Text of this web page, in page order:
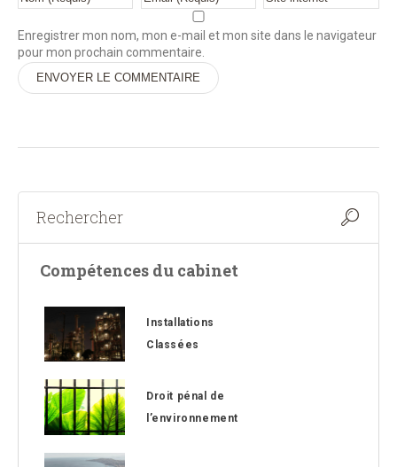
Enregistrer mon nom, mon e-mail et mon site dans le navigateur
pour mon prochain commentaire.
Compétences du cabinet
Installations
Classées
Droit pénal de
l’environnement